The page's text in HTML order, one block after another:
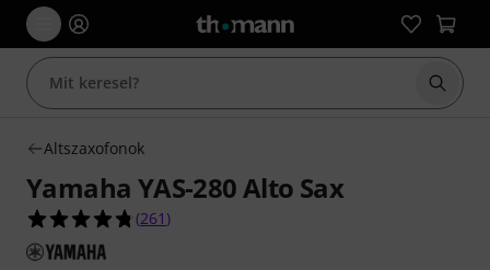
Altszaxofonok
Yamaha YAS-280 Alto Sax
4.7/5 csillag, összesen 261 értékelés alapján
(261 )